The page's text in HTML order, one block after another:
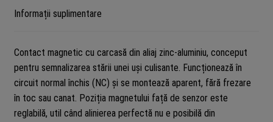
Informații suplimentare
Contact magnetic cu carcasă din aliaj zinc-aluminiu, conceput
pentru semnalizarea stării unei uși culisante. Funcționează în
circuit normal închis (NC) și se montează aparent, fără frezare
în toc sau canat. Poziția magnetului față de senzor este
reglabilă, util când alinierea perfectă nu e posibilă din